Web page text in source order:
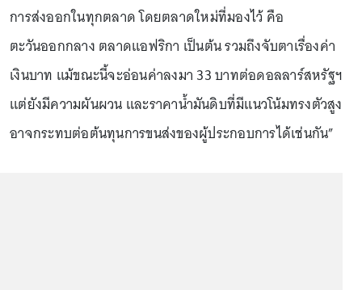
การส่งออกในทุกตลาด โดยตลาดใหม่ที่มองไว้ คือ
ตะวันออกกลาง ตลาดแอฟริกา เป็นต้น รวมถึงจับตาเรื่องค่า
เงินบาท แม้ขณะนี้จะอ่อนค่าลงมา 33 บาทต่อดอลลาร์สหรัฐฯ
แต่ยังมีความผันผวน และราคาน้ำมันดิบที่มีแนวโน้มทรงตัวสูง
อาจกระทบต่อต้นทุนการขนส่งของผู้ประกอบการได้เช่นกัน”